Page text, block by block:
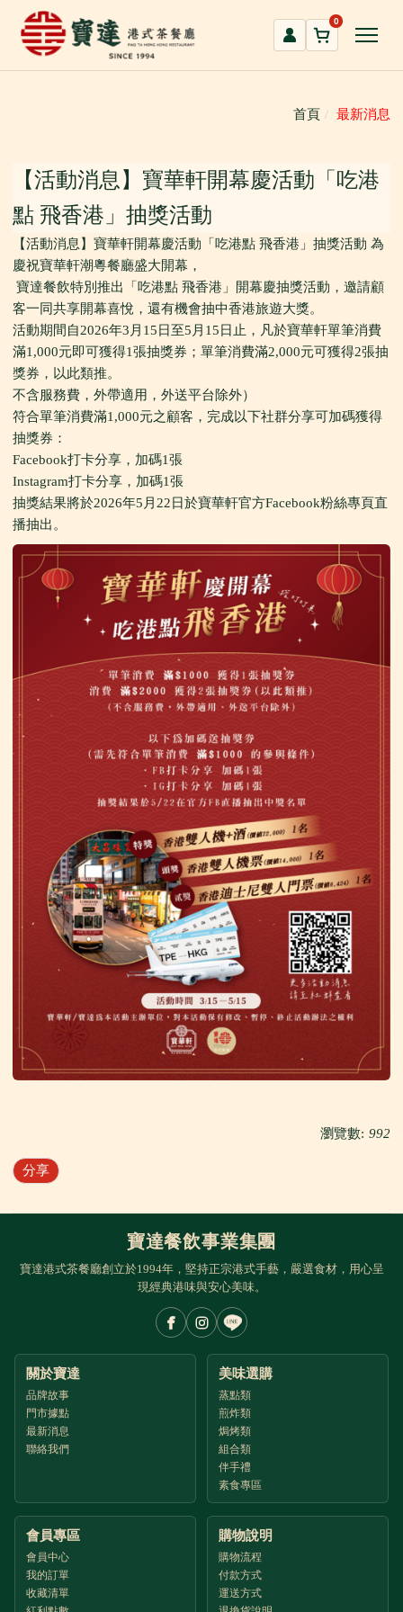
到
0
首頁 最新消息
【活動消息】寶華軒開幕慶活動「吃港
點 飛香港」抽獎活動
【活動消息】寶華軒開幕慶活動「吃港點 飛香港」抽獎活動 為
慶祝寶華軒潮粵餐廳盛大開幕，
寶達餐飲特別推出「吃港點 飛香港」開幕慶抽獎活動，邀請顧
客一同共享開幕喜悅，還有機會抽中香港旅遊大獎。
活動期間自2026年3月15日至5月15日止，凡於寶華軒單筆消費
滿1,000元即可獲得1張抽獎券；單筆消費滿2,000元可獲得2張抽
獎券，以此類推。
不含服務費，外帶適用，外送平台除外）
符合單筆消費滿1,000元之顧客，完成以下社群分享可加碼獲得
抽獎券：
Facebook打卡分享，加碼1張
Instagram打卡分享，加碼1張
抽獎結果將於2026年5月22日於寶華軒官方Facebook粉絲專頁直
播抽出。
瀏覽數: 992
分享
寶達餐飲事業集團
寶達港式茶餐廳創立於1994年，堅持正宗港式手藝，嚴選食材，用心呈
現經典港味與安心美味。
關於寶達
品牌故事
門市據點
最新消息
聯絡我們
美味選購
蒸點類
煎炸類
焗烤類
組合類
伴手禮
素食專區
會員專區
會員中心
我的訂單
收藏清單
購物說明
購物流程
付款方式
運送方式